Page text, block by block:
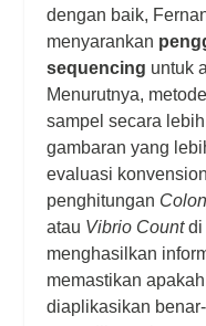
dengan baik,
menyarankan
sequencing untuk
Menurutnya,
sampel secara
gambaran yang
evaluasi
penghitungan
atau Vibrio Countdi
menghasilkan
memastikan
diaplikasikan